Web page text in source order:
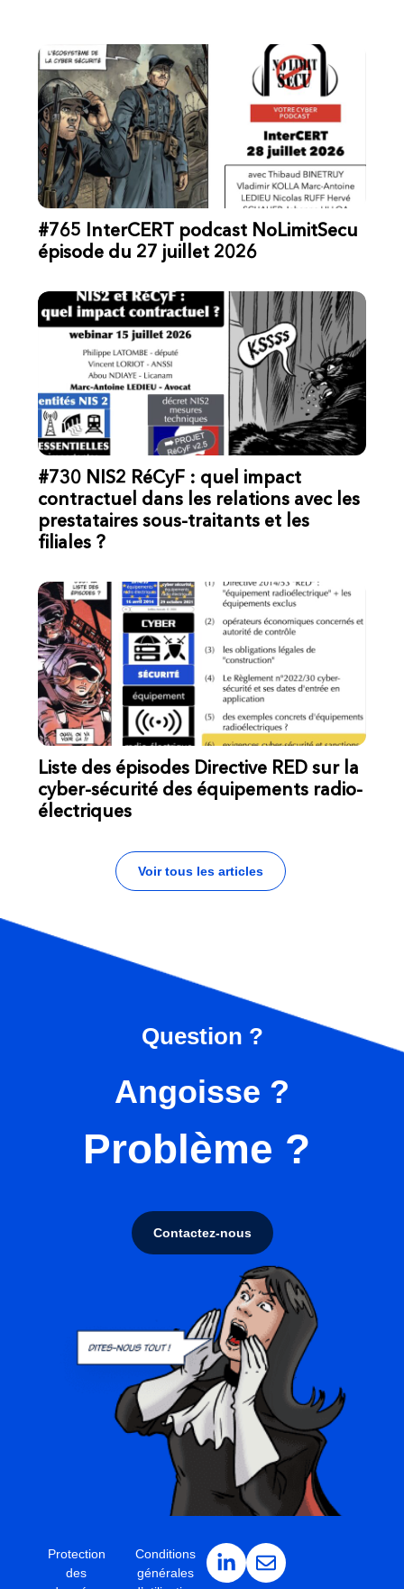
#765 InterCERT podcast NoLimitSecu
épisode du 27 juillet 2026
#730 NIS2 RéCyF : quel impact
contractuel dans les relations avec les
prestataires sous-traitants et les
filiales ?
Liste des épisodes Directive RED sur la
cyber-sécurité des équipements radio-
électriques
Voir tous les articles
Question ?
Angoisse ?
Problème ?
Contactez-nous
Protection
des
Conditions
générales